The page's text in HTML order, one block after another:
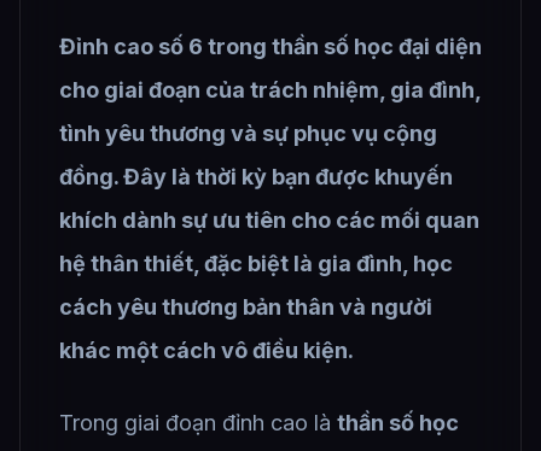
Đỉnh cao số 6 trong thần số học đại diện
cho giai đoạn của trách nhiệm, gia đình,
tình yêu thương và sự phục vụ cộng
đồng. Đây là thời kỳ bạn được khuyến
khích dành sự ưu tiên cho các mối quan
hệ thân thiết, đặc biệt là gia đình, học
cách yêu thương bản thân và người
khác một cách vô điều kiện.
Trong giai đoạn đỉnh cao là thần số học